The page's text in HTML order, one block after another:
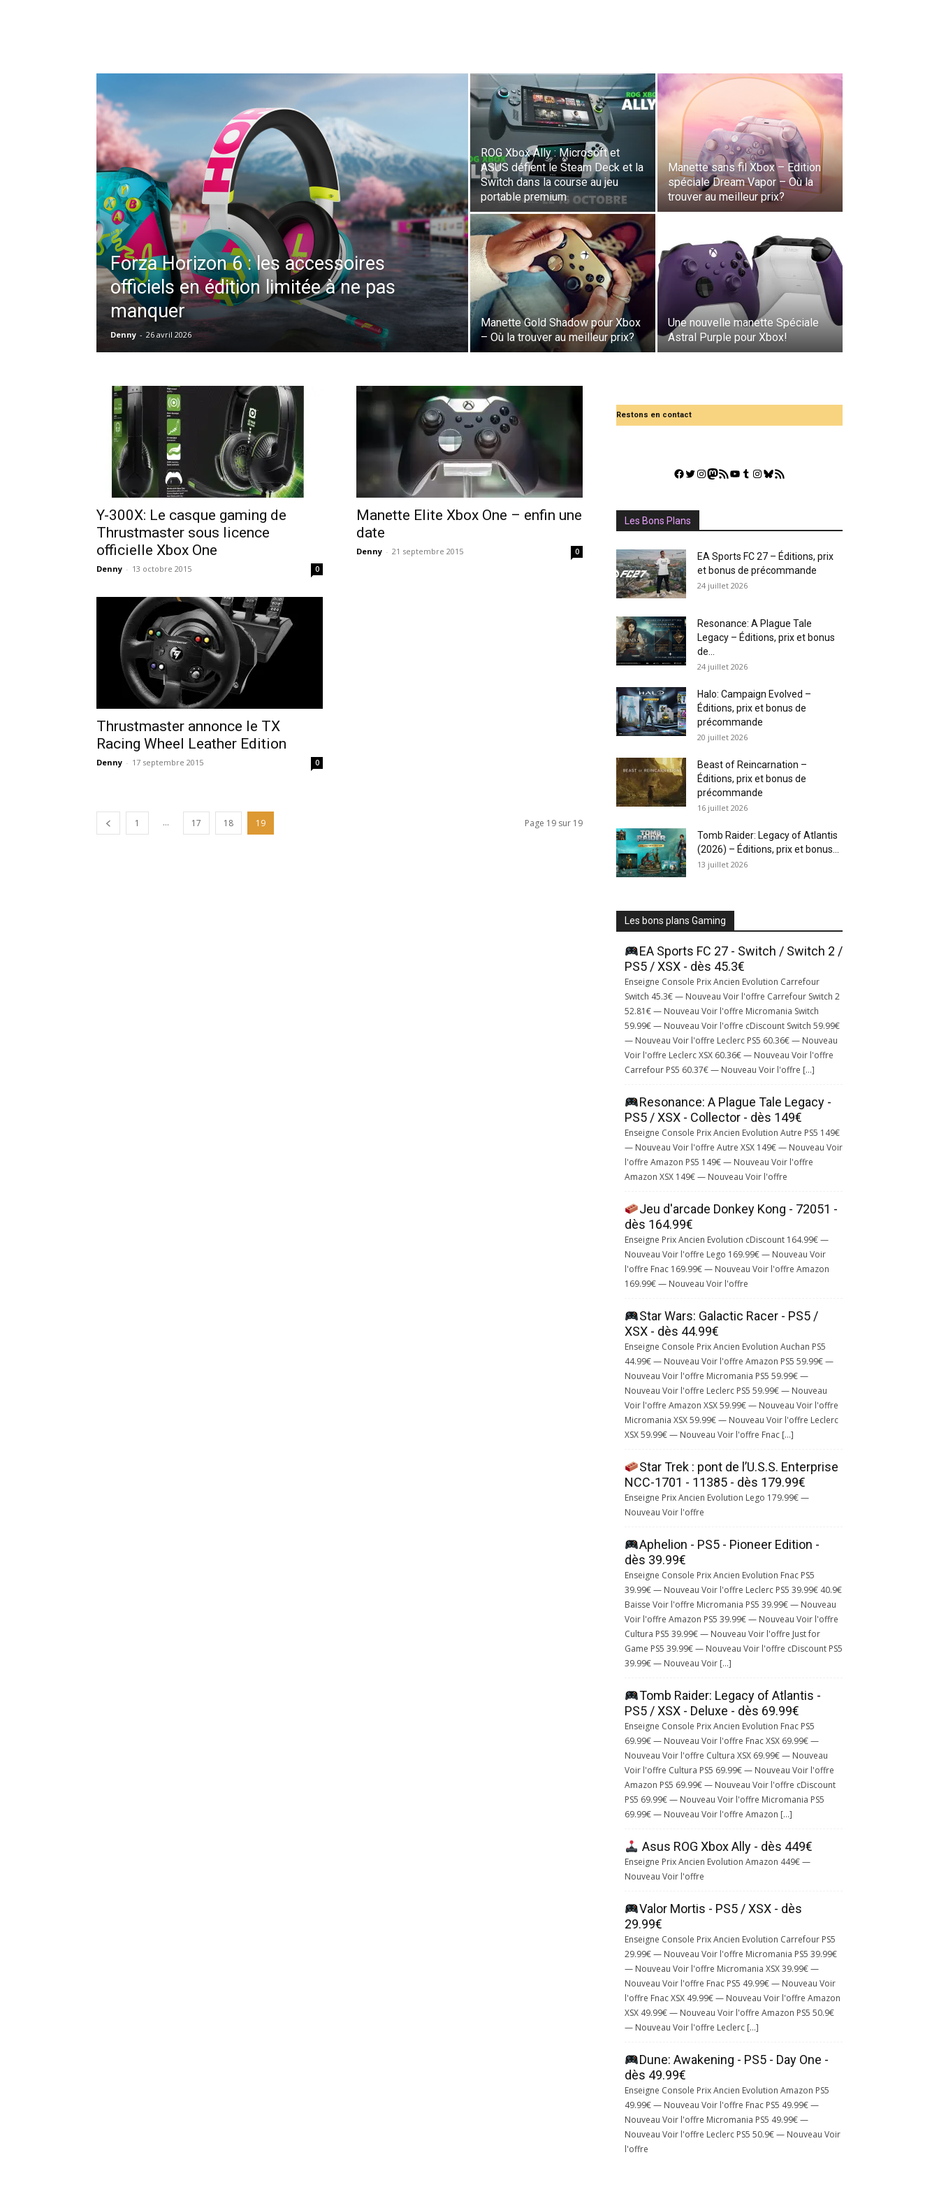
Forza Horizon 6 : les accessoires
officiels en édition limitée à ne pas
manquer
Denny - 26 avril 2026
ROG Xbox Ally : Microsoft et
ASUS défient le Steam Deck et la
Switch dans la course au jeu
portable premium
Manette sans fil Xbox – Edition
spéciale Dream Vapor – Où la
trouver au meilleur prix?
Manette Gold Shadow pour Xbox
– Où la trouver au meilleur prix?
Une nouvelle manette Spéciale
Astral Purple pour Xbox!
Y-300X: Le casque gaming de
Thrustmaster sous licence
officielle Xbox One
Denny - 13 octobre 2015 0
Manette Elite Xbox One – enfin une
date
Denny - 21 septembre 2015 0
Thrustmaster annonce le TX
Racing Wheel Leather Edition
Denny - 17 septembre 2015 0
1 ... 17 18 19 Page 19 sur 19
Restons en contact
Facebook
Twitter
Instagram
Mastodon
Flux RSSYouTube
Tumblr
Instagram
Bluesky
GestGame
Les Bons Plans
EA Sports FC 27 – Éditions, prix
et bonus de précommande
24 juillet 2026
Resonance: A Plague Tale
Legacy – Éditions, prix et bonus
de...
24 juillet 2026
Halo: Campaign Evolved –
Éditions, prix et bonus de
précommande
20 juillet 2026
Beast of Reincarnation –
Éditions, prix et bonus de
précommande
16 juillet 2026
Tomb Raider: Legacy of Atlantis
(2026) – Éditions, prix et bonus...
13 juillet 2026
Les bons plans Gaming
EA Sports FC 27 - Switch / Switch 2 /
PS5 / XSX - dès 45.3€
Enseigne Console Prix Ancien Evolution Carrefour
Switch 45.3€ — Nouveau Voir l'offre Carrefour Switch 2
52.81€ — Nouveau Voir l'offre Micromania Switch
59.99€ — Nouveau Voir l'offre cDiscount Switch 59.99€
— Nouveau Voir l'offre Leclerc PS5 60.36€ — Nouveau
Voir l'offre Leclerc XSX 60.36€ — Nouveau Voir l'offre
Carrefour PS5 60.37€ — Nouveau Voir l'offre […]
Resonance: A Plague Tale Legacy -
PS5 / XSX - Collector - dès 149€
Enseigne Console Prix Ancien Evolution Autre PS5 149€
— Nouveau Voir l'offre Autre XSX 149€ — Nouveau Voir
l'offre Amazon PS5 149€ — Nouveau Voir l'offre
Amazon XSX 149€ — Nouveau Voir l'offre
Jeu d'arcade Donkey Kong - 72051 -
dès 164.99€
Enseigne Prix Ancien Evolution cDiscount 164.99€ —
Nouveau Voir l'offre Lego 169.99€ — Nouveau Voir
l'offre Fnac 169.99€ — Nouveau Voir l'offre Amazon
169.99€ — Nouveau Voir l'offre
Star Wars: Galactic Racer - PS5 /
XSX - dès 44.99€
Enseigne Console Prix Ancien Evolution Auchan PS5
44.99€ — Nouveau Voir l'offre Amazon PS5 59.99€ —
Nouveau Voir l'offre Micromania PS5 59.99€ —
Nouveau Voir l'offre Leclerc PS5 59.99€ — Nouveau
Voir l'offre Amazon XSX 59.99€ — Nouveau Voir l'offre
Micromania XSX 59.99€ — Nouveau Voir l'offre Leclerc
XSX 59.99€ — Nouveau Voir l'offre Fnac […]
Star Trek : pont de l’U.S.S. Enterprise
NCC-1701 - 11385 - dès 179.99€
Enseigne Prix Ancien Evolution Lego 179.99€ —
Nouveau Voir l'offre
Aphelion - PS5 - Pioneer Edition -
dès 39.99€
Enseigne Console Prix Ancien Evolution Fnac PS5
39.99€ — Nouveau Voir l'offre Leclerc PS5 39.99€ 40.9€
Baisse Voir l'offre Micromania PS5 39.99€ — Nouveau
Voir l'offre Amazon PS5 39.99€ — Nouveau Voir l'offre
Cultura PS5 39.99€ — Nouveau Voir l'offre Just for
Game PS5 39.99€ — Nouveau Voir l'offre cDiscount PS5
39.99€ — Nouveau Voir […]
Tomb Raider: Legacy of Atlantis -
PS5 / XSX - Deluxe - dès 69.99€
Enseigne Console Prix Ancien Evolution Fnac PS5
69.99€ — Nouveau Voir l'offre Fnac XSX 69.99€ —
Nouveau Voir l'offre Cultura XSX 69.99€ — Nouveau
Voir l'offre Cultura PS5 69.99€ — Nouveau Voir l'offre
Amazon PS5 69.99€ — Nouveau Voir l'offre cDiscount
PS5 69.99€ — Nouveau Voir l'offre Micromania PS5
69.99€ — Nouveau Voir l'offre Amazon […]
Asus ROG Xbox Ally - dès 449€
Enseigne Prix Ancien Evolution Amazon 449€ —
Nouveau Voir l'offre
Valor Mortis - PS5 / XSX - dès
29.99€
Enseigne Console Prix Ancien Evolution Carrefour PS5
29.99€ — Nouveau Voir l'offre Micromania PS5 39.99€
— Nouveau Voir l'offre Micromania XSX 39.99€ —
Nouveau Voir l'offre Fnac PS5 49.99€ — Nouveau Voir
l'offre Fnac XSX 49.99€ — Nouveau Voir l'offre Amazon
XSX 49.99€ — Nouveau Voir l'offre Amazon PS5 50.9€
— Nouveau Voir l'offre Leclerc […]
Dune: Awakening - PS5 - Day One -
dès 49.99€
Enseigne Console Prix Ancien Evolution Amazon PS5
49.99€ — Nouveau Voir l'offre Fnac PS5 49.99€ —
Nouveau Voir l'offre Micromania PS5 49.99€ —
Nouveau Voir l'offre Leclerc PS5 50.9€ — Nouveau Voir
l'offre